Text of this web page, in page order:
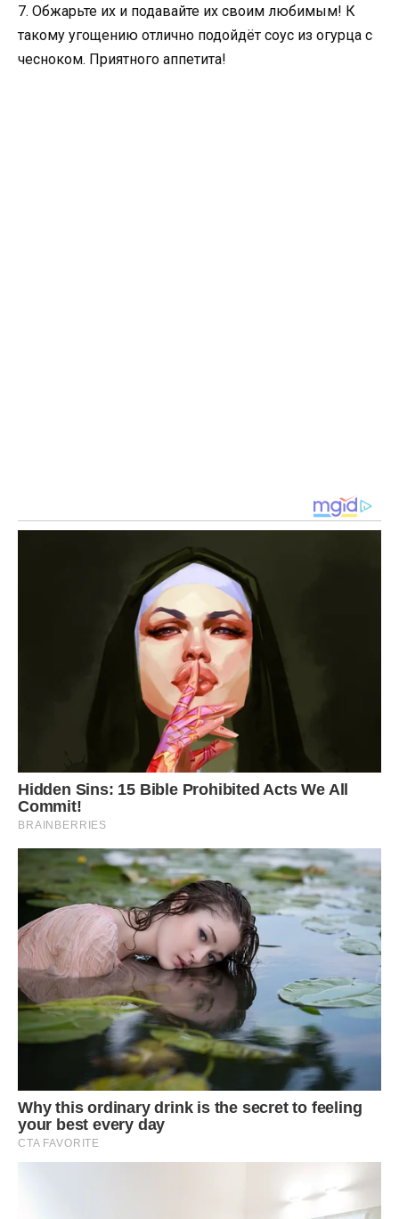
7. Обжарьте их и подавайте их своим любимым! К
такому угощению отлично подойдёт соус из огурца с
чесноком. Приятного аппетита!